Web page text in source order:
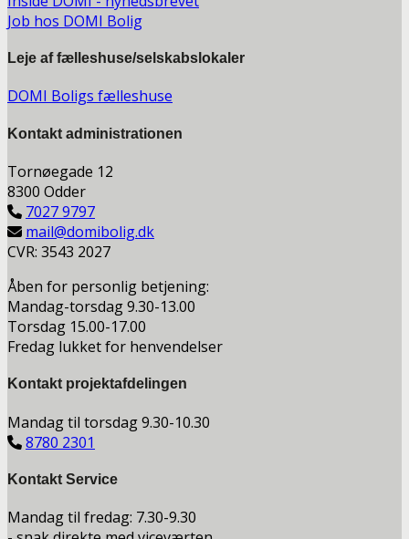
Job hos DOMI Bolig
Leje af fælleshuse/selskabslokaler
DOMI Boligs fælleshuse
Kontakt administrationen
Tornøegade 12
8300 Odder
7027 9797
mail@domibolig.dk
CVR: 3543 2027
Åben for personlig betjening:
Mandag-torsdag 9.30-13.00
Torsdag 15.00-17.00
Fredag lukket for henvendelser
Kontakt projektafdelingen
Mandag til torsdag 9.30-10.30
8780 2301
Kontakt Service
Mandag til fredag: 7.30-9.30